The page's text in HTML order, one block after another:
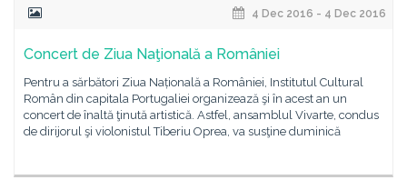
4 Dec 2016 - 4 Dec 2016
Concert de Ziua Naţională a României
Pentru a sărbători Ziua Națională a României, Institutul Cultural
Român din capitala Portugaliei organizează şi în acest an un
concert de înaltă ţinută artistică. Astfel, ansamblul Vivarte, condus
de dirijorul şi violonistul Tiberiu Oprea, va susţine duminică